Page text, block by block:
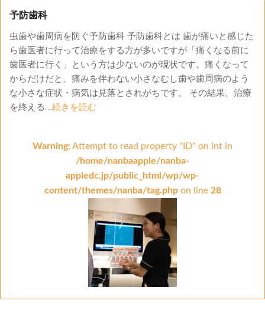
予防歯科
虫歯や歯周病を防ぐ予防歯科 予防歯科とは 歯が痛いと感じた
ら歯医者に行って治療をする方が多いですが「痛くなる前に
歯医者に行く」という方は少ないのが現状です。痛くなって
からだけだと、痛みを伴わない小さなむし歯や歯周病のよう
な小さな症状・病気は見落とされがちです。 その結果、治療
を終える...続きを読む
Warning: Attempt to read property "ID" on int in
/home/nanbaapple/nanba-
appledc.jp/public_html/wp/wp-
content/themes/nanba/tag.phpon line 28